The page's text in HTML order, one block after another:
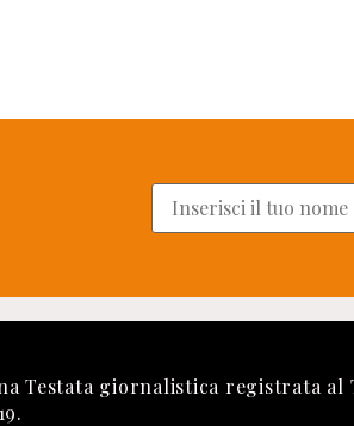
Testata giornalistica registrata al